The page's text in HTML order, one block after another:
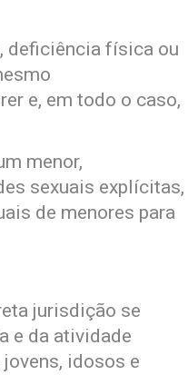
deficiência física ou
e, em todo o caso,
menor,
sexuais explícitas,
de menores para
jurisdição se
e da atividade
idosos e